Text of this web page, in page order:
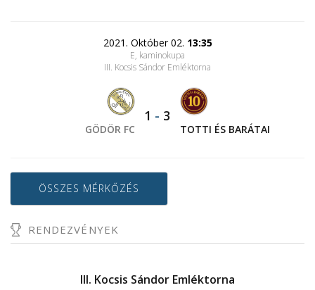
2021. Október 02. 13:35
E, kaminokupa
III. Kocsis Sándor Emléktorna
GÖDÖR FC
1 - 3
TOTTI ÉS BARÁTAI
ÖSSZES MÉRKŐZÉS
RENDEZVÉNYEK
III. Kocsis Sándor Emléktorna